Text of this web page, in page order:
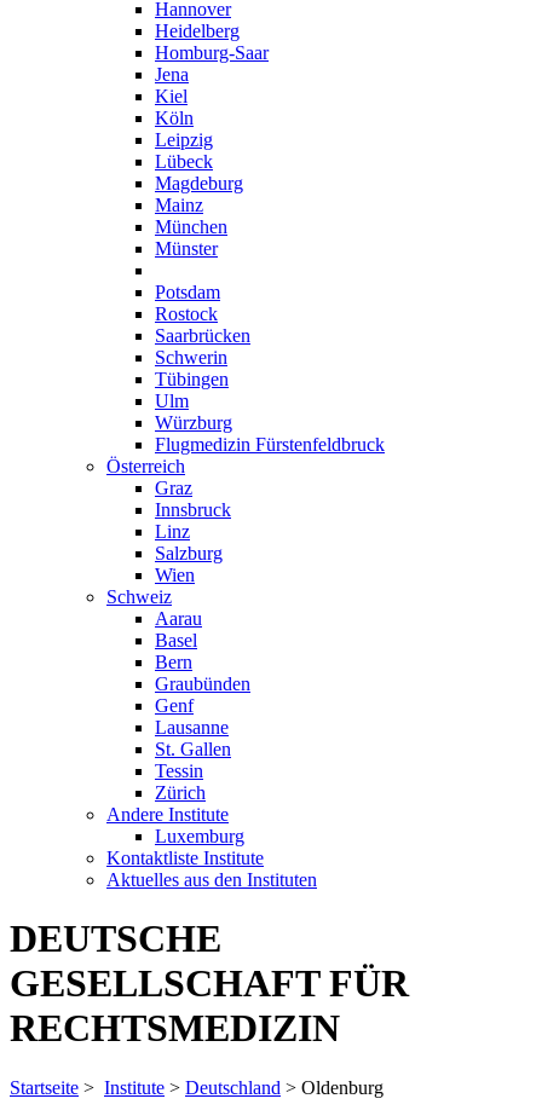
Hannover
Heidelberg
Homburg-Saar
Jena
Kiel
Köln
Leipzig
Lübeck
Magdeburg
Mainz
München
Münster
Potsdam
Rostock
Saarbrücken
Schwerin
Tübingen
Ulm
Würzburg
Flugmedizin Fürstenfeldbruck
Österreich
Graz
Innsbruck
Linz
Salzburg
Wien
Schweiz
Aarau
Basel
Bern
Graubünden
Genf
Lausanne
St. Gallen
Tessin
Zürich
Andere Institute
Luxemburg
Kontaktliste Institute
Aktuelles aus den Instituten
DEUTSCHE
GESELLSCHAFT FÜR
RECHTSMEDIZIN
Startseite > Institute > Deutschland > Oldenburg